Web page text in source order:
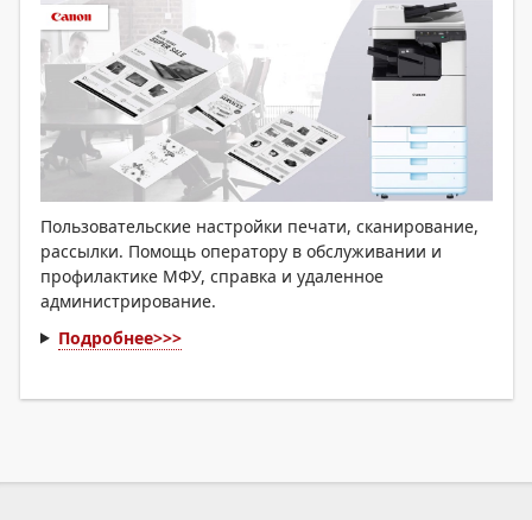
Пользовательские настройки печати, сканирование,
рассылки. Помощь оператору в обслуживании и
профилактике МФУ, справка и удаленное
администрирование.
Подробнее>>>